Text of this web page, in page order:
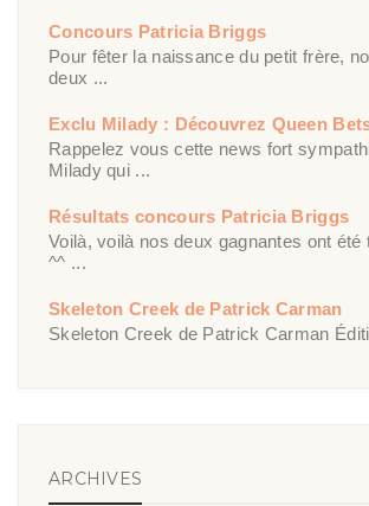
Concours Patricia Briggs
Pour fêter la naissance du petit frère,
deux ...
Exclu Milady : Découvrez Queen
Rappelez vous cette news fort
Milady qui ...
Résultats concours Patricia Briggs
Voilà, voilà nos deux gagnantes ont été
^^ ...
Skeleton Creek de Patrick Carman
Skeleton Creek de Patrick Carman
ARCHIVES